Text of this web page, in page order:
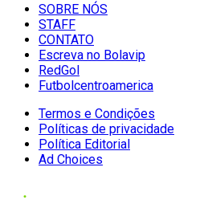
SOBRE NÓS
STAFF
CONTATO
Escreva no Bolavip
RedGol
Futbolcentroamerica
Termos e Condições
Políticas de privacidade
Política Editorial
Ad Choices